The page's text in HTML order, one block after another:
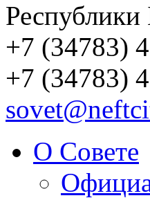
Республики
+7 (34783)
+7 (34783)
О Совете